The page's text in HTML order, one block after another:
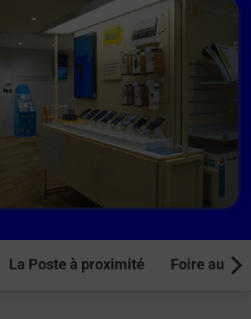
La Poste à proximité Foire aux